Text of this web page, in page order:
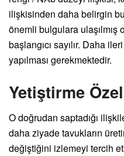
ilişkisinden daha belirgin
önemli bulgulara
başlangıcı sayılır. Daha
yapılması gerekmektedir.
Yetiştirme
O doğrudan saptadığı
daha ziyade tavukların
değiştiğini izlemeyi tercih